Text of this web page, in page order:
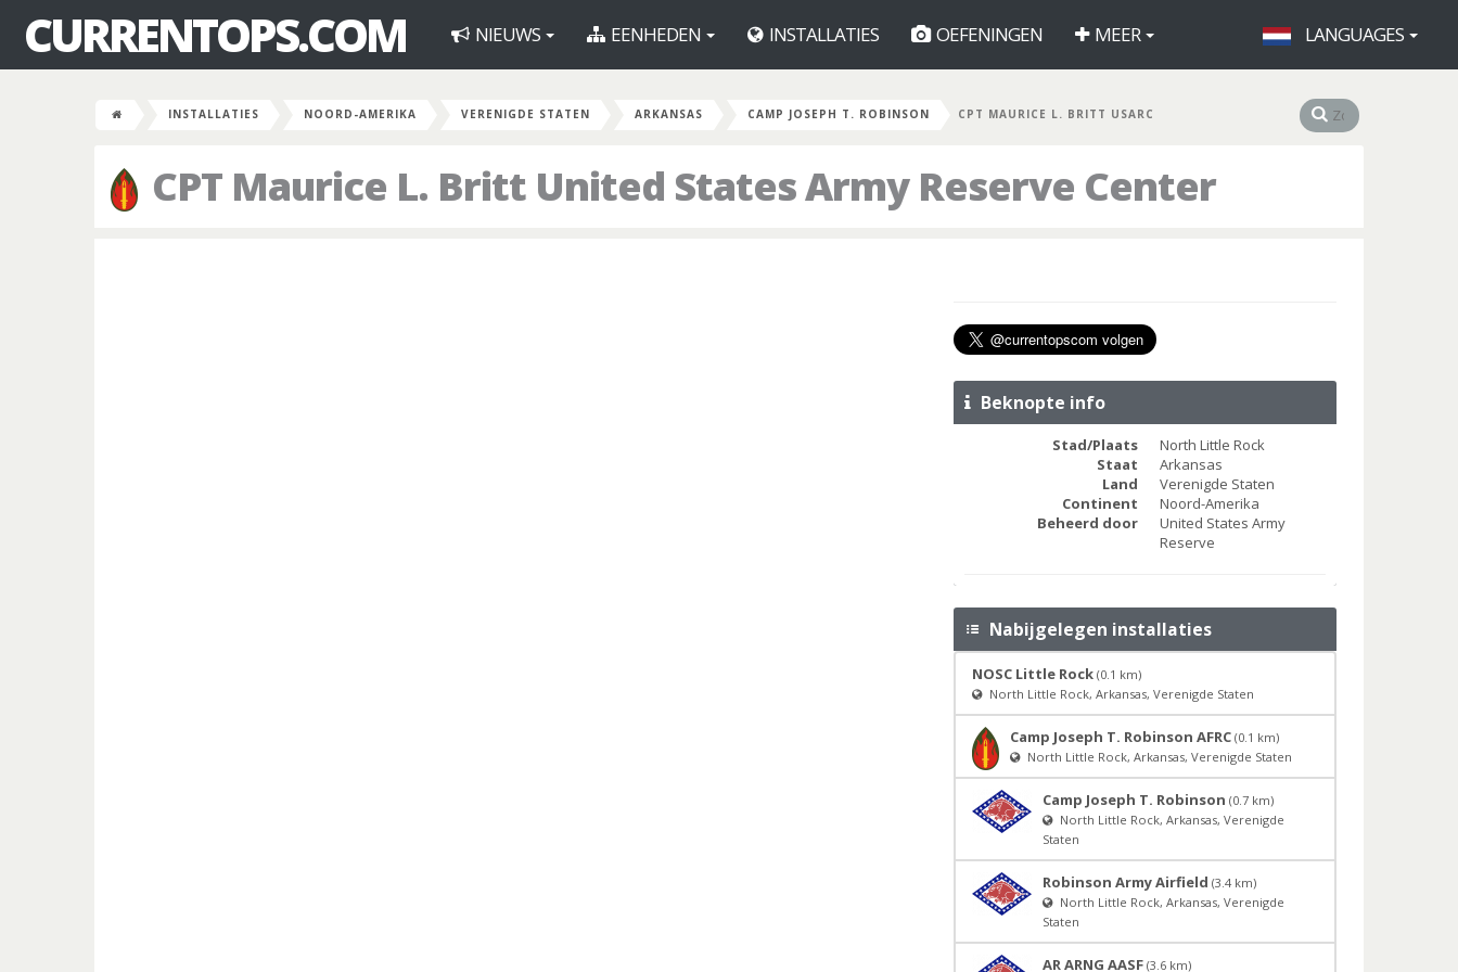
CURRENTOPS.COM NIEUWS EENHEDEN INSTALLATIES OEFENINGEN MEER LANGUAGES
INSTALLATIES NOORD-AMERIKA VERENIGDE STATEN ARKANSAS CAMP JOSEPH T. ROBINSON CPT MAURICE L. BRITT USARC
CPT Maurice L. Britt United States Army Reserve Center
Beknopte info
Stad/Plaats
North Little Rock
Staat
Arkansas
Land
Verenigde Staten
Continent
Noord-Amerika
Beheerd door
United States Army
Reserve
Nabijgelegen installaties
NOSC Little Rock (0.1 km)
North Little Rock, Arkansas, Verenigde Staten
Camp Joseph T. Robinson AFRC (0.1 km)
North Little Rock, Arkansas, Verenigde Staten
Camp Joseph T. Robinson (0.7 km)
North Little Rock, Arkansas, Verenigde
Staten
Robinson Army Airfield (3.4 km)
North Little Rock, Arkansas, Verenigde
Staten
AR ARNG AASF (3.6 km)